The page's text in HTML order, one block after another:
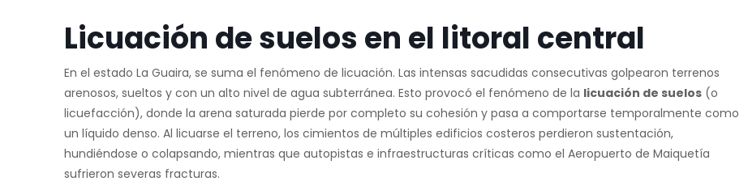
Licuación de suelos en el litoral central
En el estado La Guaira, se suma el fenómeno de licuación. Las intensas sacudidas consecutivas golpearon terrenos
arenosos, sueltos y con un alto nivel de agua subterránea. Esto provocó el fenómeno de la licuación de suelos (o
licuefacción), donde la arena saturada pierde por completo su cohesión y pasa a comportarse temporalmente como
un líquido denso. Al licuarse el terreno, los cimientos de múltiples edificios costeros perdieron sustentación,
hundiéndose o colapsando, mientras que autopistas e infraestructuras críticas como el Aeropuerto de Maiquetía
sufrieron severas fracturas.